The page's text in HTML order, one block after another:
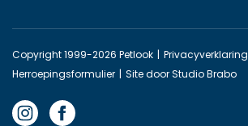
Copyright 1999-2026 Petlook Privacyverklaring
Herroepingsformulier
Site door Studio Brabo